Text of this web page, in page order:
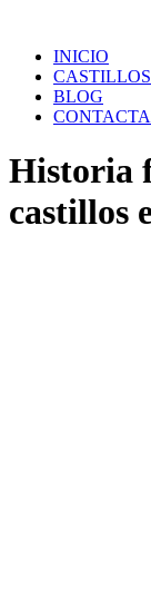
contenidoINICIO
BLOG
Historia
castillos